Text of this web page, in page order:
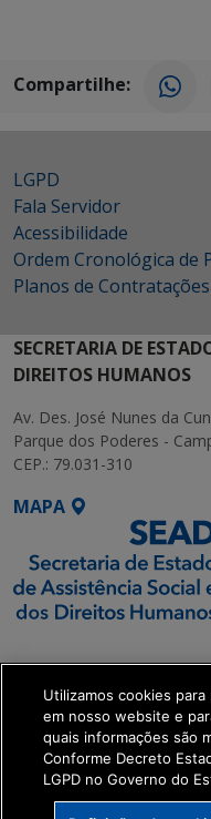
Compartilhe:
LGPD
Fala Servidor
Acessibilidade
Ordem Cronológica de
Planos de
SECRETARIA DE
DIREITOS HUMANOS
Av. Des. José Nunes da
Parque dos Poderes -
CEP.: 79.031-310
MAPA
Transformação
get_footer();
Utilizamos cookies
em nosso website e
quais informações são
Conforme Decreto
LGPD no Governo do